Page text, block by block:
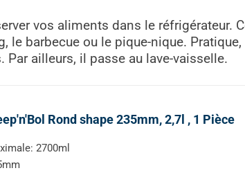
vos aliments dans le réfrigérateur.
le barbecue ou le pique-nique.
Par ailleurs, il passe au lave-vaisselle.
Rond shape 235mm, 2,7l , 1 Pièce
2700ml